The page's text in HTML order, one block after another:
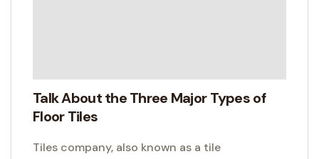
Talk About the Three Major Types of
Floor Tiles
Tiles company, also known as a tile